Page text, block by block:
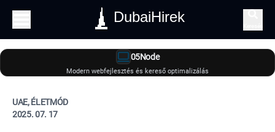
DubaiHirek
05Node
Modern webfejlesztés és kereső optimalizálás
UAE, ÉLETMÓD
2025. 07. 17